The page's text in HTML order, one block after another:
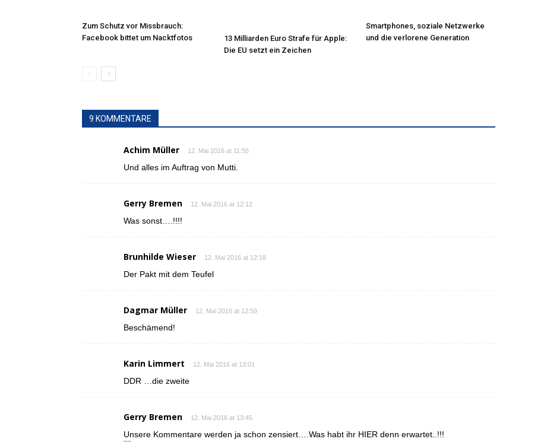
Zum Schutz vor Missbrauch:
Facebook bittet um Nacktfotos
13 Milliarden Euro Strafe für Apple:
Die EU setzt ein Zeichen
Smartphones, soziale Netzwerke
und die verlorene Generation
9 KOMMENTARE
Achim Müller 12. Mai 2016 at 11:55
Und alles im Auftrag von Mutti.
Gerry Bremen 12. Mai 2016 at 12:12
Was sonst….!!!!
Brunhilde Wieser 12. Mai 2016 at 12:18
Der Pakt mit dem Teufel
Dagmar Müller 12. Mai 2016 at 12:59
Beschämend!
Karin Limmert 12. Mai 2016 at 13:01
DDR …die zweite
Gerry Bremen 12. Mai 2016 at 13:45
Unsere Kommentare werden ja schon zensiert….Was habt ihr HIER denn erwartet..!!!